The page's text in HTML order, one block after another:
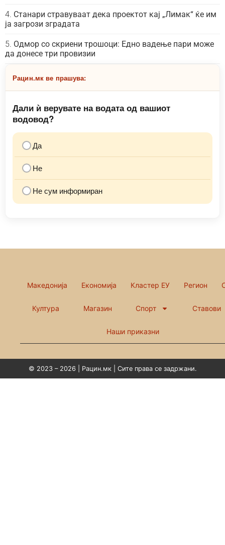
Станари стравуваат дека проектот кај „Лимак“ ќе им
ја загрози зградата
Одмор со скриени трошоци: Едно вадење пари може
да донесе три провизии
Рацин.мк ве прашува:
Дали ѝ верувате на водата од вашиот
водовод?
Да
Не
Не сум информиран
Македонија Економија Кластер ЕУ Регион
Култура Магазин Спорт Ставови
Наши приказни
© 2023 – 2026 | Рацин.мк | Сите права се задржани.